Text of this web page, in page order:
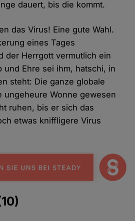
dauert, bis die kommt.
das Virus! Eine gute Wahl.
eines Tages
der Herrgott vermutlich ein
und Ehre sei ihm, hatschi, in
steht: Die ganze globale
ungeheure Wonne gewesen
ruhen, bis er sich das
etwas kniffligere Virus